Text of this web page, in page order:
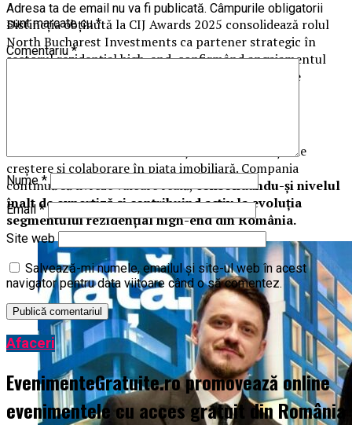
Distincția obținută la CIJ Awards 2025 consolidează rolul
North Bucharest Investments ca partener strategic în
sectorul rezidențial high-end, confirmând angajamentul
companiei pentru profesionalism și parteneriate pe
North Bucharest Investments își reafirmă direcția de
creștere și colaborare în piața imobiliară. Compania
continuă să livreze valoare reală,consolidându-și nivelul
înalt de expertiză și contribuind activ la evoluția
segmentului rezidențial high-end din România.
Adresa ta de email nu va fi publicată. Câmpurile obligatorii
sunt marcate cu*
Comentariu*
Nume*
Email *
Site web
Salvează-mi numele, emailul și site-ul web în acest
navigator pentru data viitoare când o să comentez.
Afaceri
EvenimenteGratuite.ro promovează online
evenimentele cu acces gratuit din România